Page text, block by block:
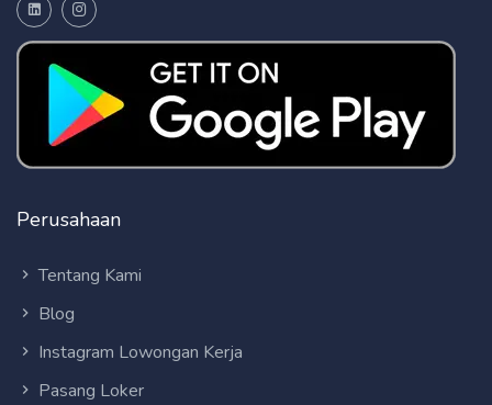
Perusahaan
Tentang Kami
Blog
Instagram Lowongan Kerja
Pasang Loker